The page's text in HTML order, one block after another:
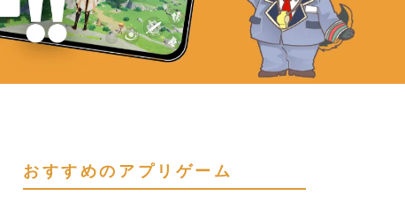
おすすめのアプリゲーム